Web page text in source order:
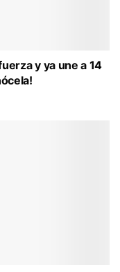
y ya une a 14